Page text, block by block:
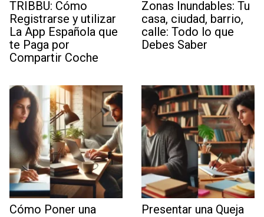
TRIBBU: Cómo
Registrarse y utilizar
La App Española que
te Paga por
Compartir Coche
Zonas Inundables: Tu
casa, ciudad, barrio,
calle: Todo lo que
Debes Saber
Cómo Poner una
Presentar una Queja